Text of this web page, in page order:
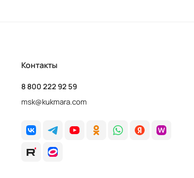
Контакты
8 800 222 92 59
msk@kukmara.com